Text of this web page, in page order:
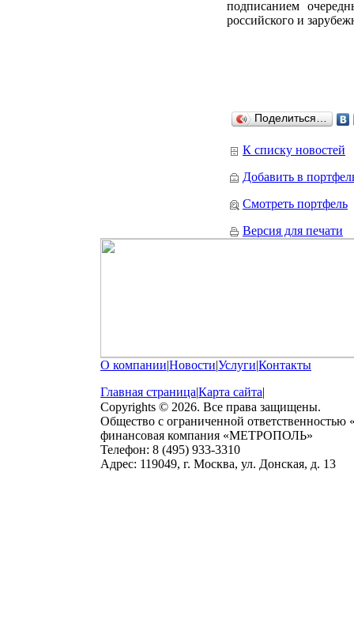
подписанием
российского и
Поделиться…
К списку новостей
Добавить в
Смотреть портфель
Версия для печати
О компании|Новости|Услуги|Контакты
Главная страница|Карта сайта|
Copyrights © 2026. Все права защищены.
Общество с ограниченной ответственностью
финансовая компания «МЕТРОПОЛЬ»
Телефон: 8 (495) 933-3310
Адрес: 119049, г. Москва, ул. Донская, д. 13